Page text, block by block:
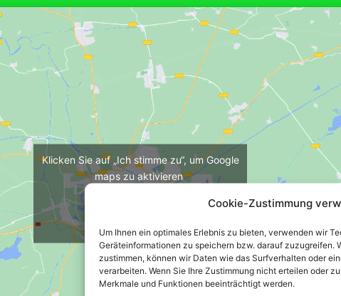
Cookie-Zustimmung
Um Ihnen ein optimales Erlebnis zu bieten, verwenden wir
Geräteinformationen zu speichern bzw. darauf zuzugreifen.
zustimmen, können wir Daten wie das Surfverhalten oder
verarbeiten. Wenn Sie Ihre Zustimmung nicht erteilen oder
Merkmale und Funktionen beeinträchtigt werden.
Klicken Sie auf „Ich stimme zu“, um Google
maps zu aktivieren